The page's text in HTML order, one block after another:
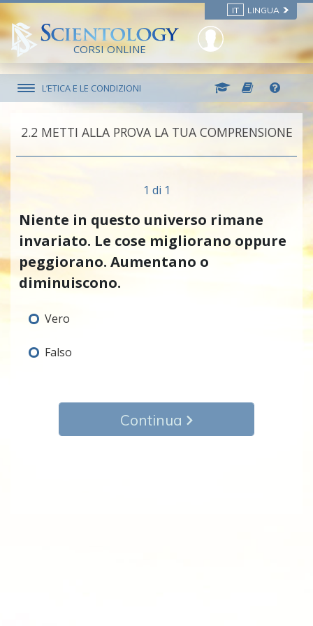
IT LINGUA
CORSI ONLINE
L’ETICA E LE CONDIZIONI
2.‎2 METTI ALLA PROVA LA TUA COMPRENSIONE
1 di 1
Niente in questo universo rimane
invariato. Le cose migliorano oppure
peggiorano. Aumentano o
diminuiscono.
Vero
Falso
Continua